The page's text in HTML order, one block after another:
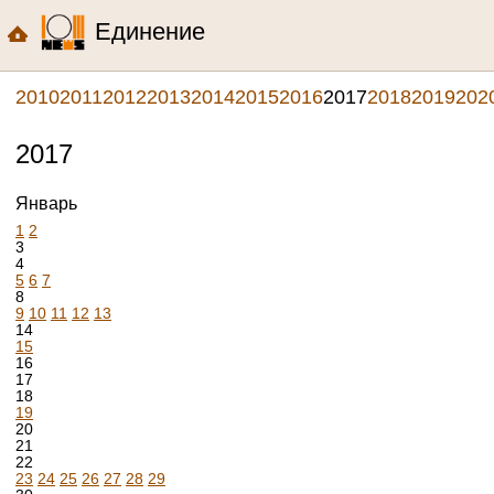
Единение
2010201120122013201420152016201720182019
2017
Январь
1 2
3
4
5 6 7
8
9 10 11 12 13
14
15
16
17
18
19
20
21
22
23 24 25 26 27 28 29